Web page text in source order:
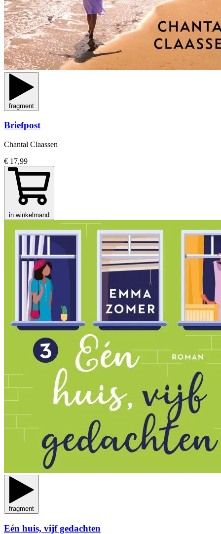
fragment
Briefpost
Chantal Claassen
€ 17,99
in winkelmand
fragment
Eén huis, vijf gedachten